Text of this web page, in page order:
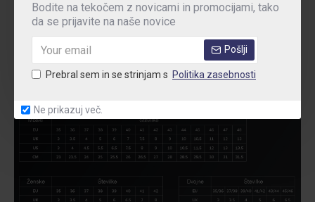
Bodite na tekočem z novicami in promocijami, tako
da se prijavite na naše novice
Pošlji
Prebral sem in se strinjam s Politika zasebnosti
Ne prikazuj več.
MNENJA
TABELA VELIKOSTI